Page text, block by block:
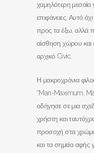
χαμηλότερη μεσαία
επιφάνειες. Αυτό
προς τα έξω, αλλά
αίσθηση χώρου
αρχικό Civic.
Η μακροχρόνια
“Man-Maximum,
οδήγησε σε μια
χρήστη και
προσοχή στα
και τα σημεία αφής